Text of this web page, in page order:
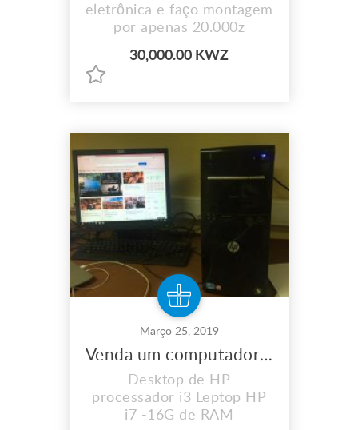
eletrônica e faço montagem
por apenas 20.000z
30,000.00 KWZ
Março 25, 2019
Venda um computador Desktop e Leptop
Desktop de HP
processador i3 Leptop HP
i7 -16G de RAM